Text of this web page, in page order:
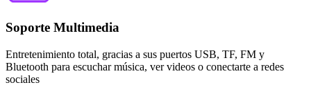
Soporte Multimedia
Entretenimiento total, gracias a sus puertos USB, TF, FM y
Bluetooth para escuchar música, ver videos o conectarte a redes
sociales